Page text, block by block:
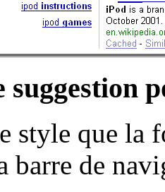
suggestion
style que la
barre de